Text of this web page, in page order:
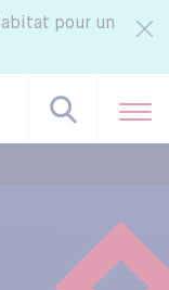
pour un
HQE